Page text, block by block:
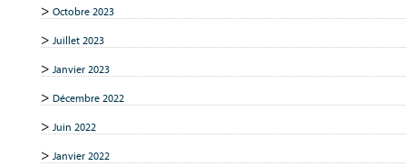
Octobre 2023
Juillet 2023
Janvier 2023
Décembre 2022
Juin 2022
Janvier 2022